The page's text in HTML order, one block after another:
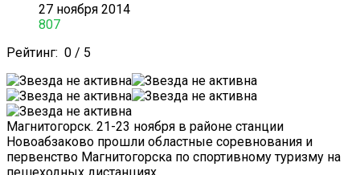
27 ноября 2014
807
Рейтинг: 0 / 5
Магнитогорск. 21-23 ноября в районе станции
Новоабзаково прошли областные соревнования и
первенство Магнитогорска по спортивному туризму на